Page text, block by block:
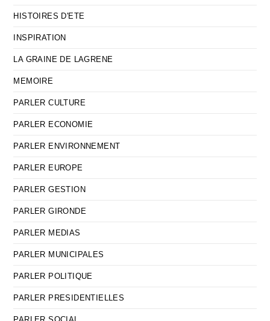
HISTOIRES D'ETE
INSPIRATION
LA GRAINE DE LAGRENE
MEMOIRE
PARLER CULTURE
PARLER ECONOMIE
PARLER ENVIRONNEMENT
PARLER EUROPE
PARLER GESTION
PARLER GIRONDE
PARLER MEDIAS
PARLER MUNICIPALES
PARLER POLITIQUE
PARLER PRESIDENTIELLES